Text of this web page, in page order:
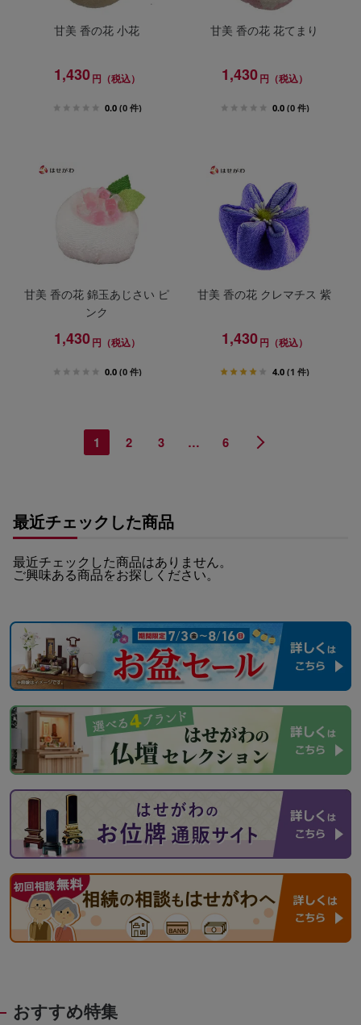
甘美 香の花 小花
1,430円（税込）
0.0 (0 件)
甘美 香の花 花てまり
1,430円（税込）
0.0 (0 件)
甘美 香の花 錦玉あじさい ピ
ンク
1,430円（税込）
0.0 (0 件)
甘美 香の花 クレマチス 紫
1,430円（税込）
4.0 (1 件)
1 2 3 … 6
最近チェックした商品
最近チェックした商品はありません。
ご興味ある商品をお探しください。
おすすめ特集